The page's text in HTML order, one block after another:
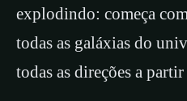
explodindo: começa
todas as galáxias do
todas as direções a